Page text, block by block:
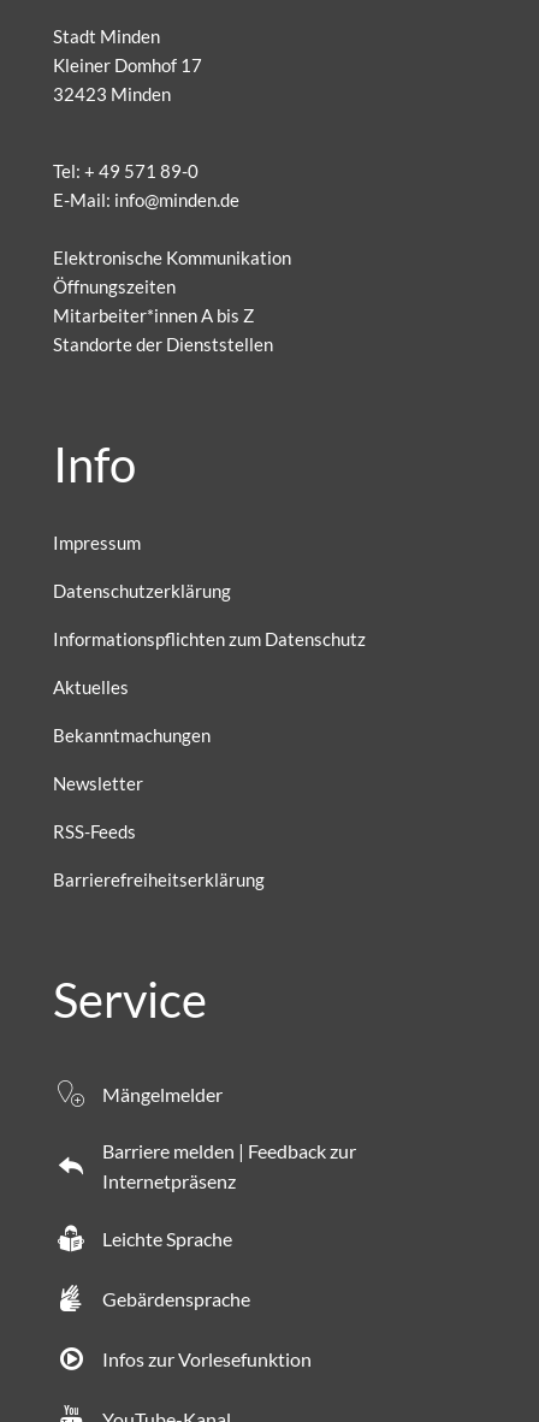
Stadt Minden
Kleiner Domhof 17
32423 Minden
Tel: + 49 571 89-0
E-Mail: info@minden.de
Elektronische Kommunikation
Öffnungszeiten
Mitarbeiter*innen A bis Z
Standorte der Dienststellen
Info
Impressum
Datenschutzerklärung
Informationspflichten zum Datenschutz
Aktuelles
Bekanntmachungen
Newsletter
RSS-Feeds
Barrierefreiheitserklärung
Service
Mängelmelder
Barriere melden | Feedback zur
Internetpräsenz
Leichte Sprache
Gebärdensprache
Infos zur Vorlesefunktion